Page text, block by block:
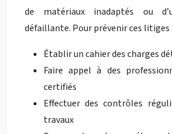
de matériaux inadaptés ou
défaillante. Pour prévenir ces litiges :
Établir un cahier des charges
Faire appel à des
certifiés
Effectuer des contrôles
travaux